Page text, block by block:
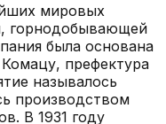
мировых
горнодобывающей
была основана
префектура
называлось
производством
В 1931 году